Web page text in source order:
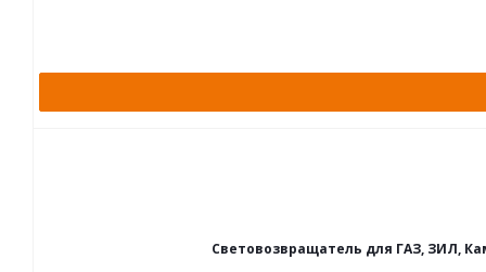
Световозвращатель для ГАЗ, ЗИЛ,